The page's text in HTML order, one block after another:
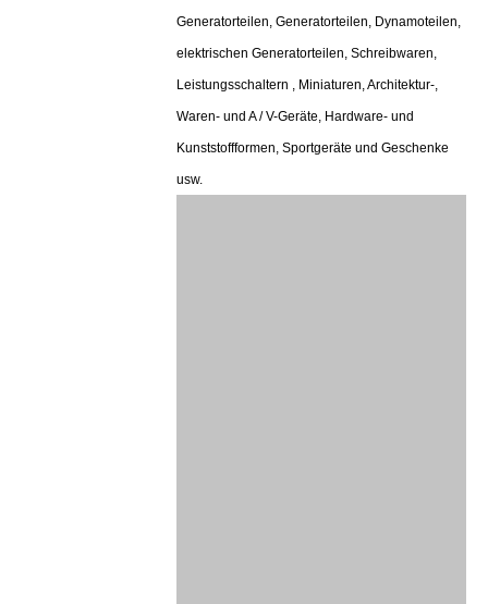
Generatorteilen, Generatorteilen, Dynamoteilen,
elektrischen Generatorteilen, Schreibwaren,
Leistungsschaltern , Miniaturen, Architektur-,
Waren- und A / V-Geräte, Hardware- und
Kunststoffformen, Sportgeräte und Geschenke
usw.